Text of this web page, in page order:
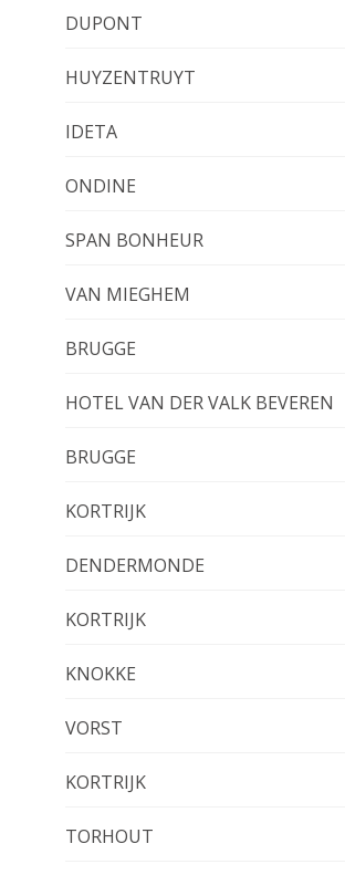
DUPONT
HUYZENTRUYT
IDETA
ONDINE
SPAN BONHEUR
VAN MIEGHEM
BRUGGE
HOTEL VAN DER VALK BEVEREN
BRUGGE
KORTRIJK
DENDERMONDE
KORTRIJK
KNOKKE
VORST
KORTRIJK
TORHOUT